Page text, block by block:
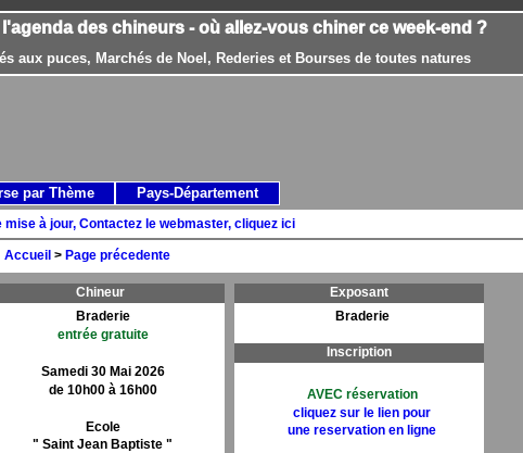
des chineurs - où allez-vous chiner ce week-end ?
aux puces, Marchés de Noel, Rederies et Bourses de toutes natures
mise à jour, Contactez le webmaster, cliquez ici
Accueil > Page précedente
Chineur
Braderie
entrée gratuite
Samedi 30 Mai 2026
de 10h00 à 16h00
Ecole
" Saint Jean Baptiste "
Exposant
Braderie
Inscription
AVEC réservation
cliquez sur le lien pour
une reservation en ligne
par Thème Pays-Département